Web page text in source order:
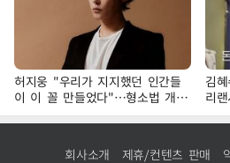
허지웅 "우리가 지지했던 인간들
이 이 꼴 만들었다"…형소법 개정
에 격한 반응
김
리
회사소개 제휴/컨텐츠 판매